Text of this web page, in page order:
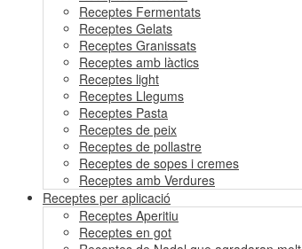
Receptes Fermentats
Receptes Gelats
Receptes Granissats
Receptes amb làctics
Receptes light
Receptes Llegums
Receptes Pasta
Receptes de peix
Receptes de pollastre
Receptes de sopes i cremes
Receptes amb Verdures
Receptes per aplicació
Receptes Aperitiu
Receptes en got